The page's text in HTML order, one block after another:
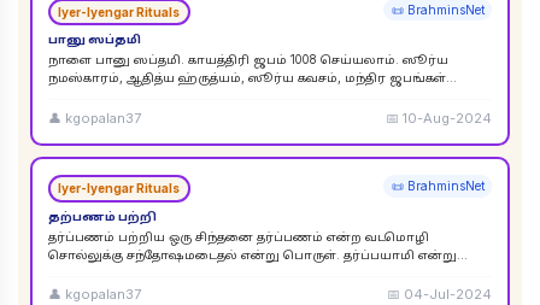
Iyer-Iyengar Rituals 📜 BrahminsNet
பானு ஸப்தமி
நாளை பானு ஸப்தமி. காயத்திரி ஜபம் 1008 செய்யலாம். ஸூர்ய
நமஸ்காரம், ஆதித்ய ஹ்ருத்யம், ஸூர்ய கவசம், மந்திர ஜபங்கள்
👤 kgopalan37 📅10-Aug-2024
Iyer-Iyengar Rituals 📜 BrahminsNet
தற்பணம் பற்றி
தர்ப்பணம் பற்றிய ஒரு சிந்தனை தர்ப்பணம் என்ற வடமொழி
சொல்லுக்கு சந்தோஷமடைதல் என்று பொருள். தர்ப்பயாமி என்று
கொள்ளலாம்...
👤 kgopalan37 📅 04-Jul-2024